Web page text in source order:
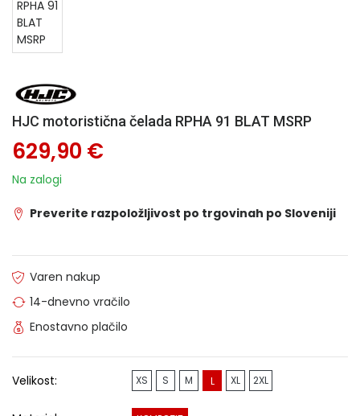
HJC motoristična čelada RPHA 91 BLAT MSRP
629,90 €
Na zalogi
Preverite razpoložljivost po trgovinah po Sloveniji
Varen nakup
14-dnevno vračilo
Enostavno plačilo
Velikost: XS S M L XL 2XL